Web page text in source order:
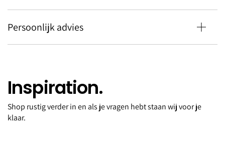
Persoonlijk advies
Blouse Ferdie
Inspiration.
Shop rustig verder in en als je vragen hebt staan wij voor je
klaar.